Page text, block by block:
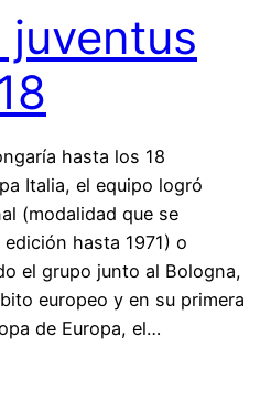
hasta los 18
Italia, el equipo logró
(modalidad que se
hasta 1971) o
el grupo junto al Bologna,
europeo y en su primera
de Europa, el…